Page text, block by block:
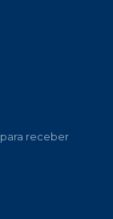
receber